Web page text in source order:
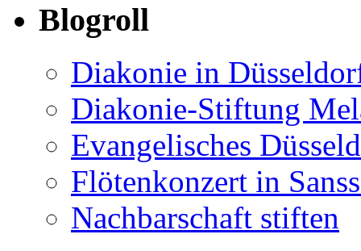
Blogroll
Diakonie in
Diakonie-Stiftung
Evangelisches
Flötenkonzert in
Nachbarschaft stiften